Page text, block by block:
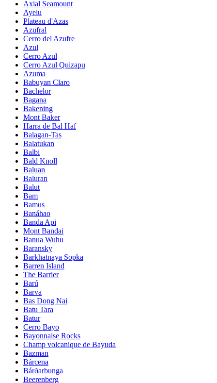
Axial Seamount
Ayelu
Plateau d'Azas
Azufral
Cerro del Azufre
Azul
Cerro Azul
Cerro Azul Quizapu
Azuma
Babuyan Claro
Bachelor
Bagana
Bakening
Mont Baker
Harra de Bal Haf
Balagan-Tas
Balatukan
Balbi
Bald Knoll
Baluan
Baluran
Balut
Bam
Bamus
Banáhao
Banda Api
Mont Bandai
Banua Wuhu
Baransky
Barkhatnaya Sopka
Barren Island
The Barrier
Barú
Barva
Bas Dong Nai
Batu Tara
Batur
Cerro Bayo
Bayonnaise Rocks
Champ volcanique de Bayuda
Bazman
Bárcena
Bárðarbunga
Beerenberg